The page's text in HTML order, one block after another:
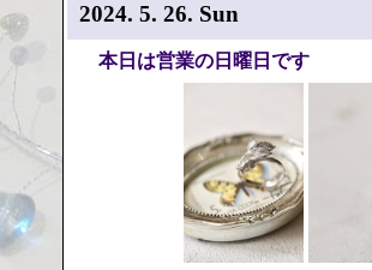
2024. 5. 26. Sun
本日は営業の日曜日です